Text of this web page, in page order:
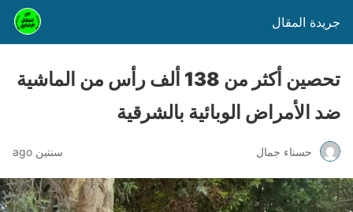
جريدة المقال
تحصين أكثر من 138 ألف رأس من الماشية
ضد الأمراض الوبائية بالشرقية
حسناء جمال سنتين ago